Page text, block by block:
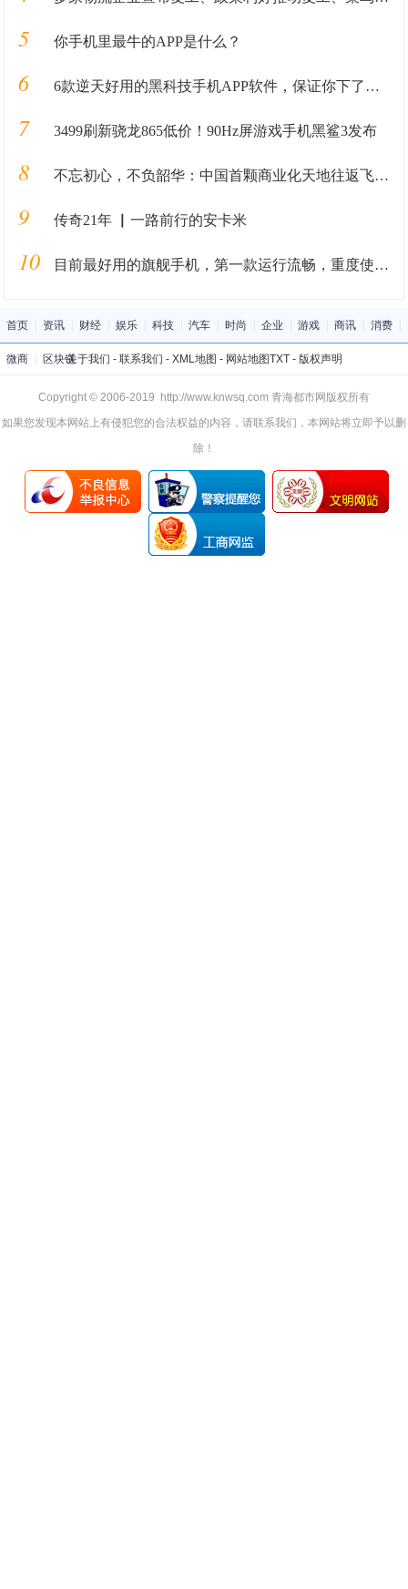
5 你手机里最牛的APP是什么？
6 6款逆天好用的黑科技手机APP软件，保证你下了再也舍不得删！
7 3499刷新骁龙865低价！90Hz屏游戏手机黑鲨3发布
8 不忘初心，不负韶华：中国首颗商业化天地往返飞行器验证卫星“方舟二号”正式出厂
9 传奇21年 ▏一路前行的安卡米
10 目前最好用的旗舰手机，第一款运行流畅，重度使用四五年都不卡！
首页 资讯 财经 娱乐 科技 汽车 时尚 企业 游戏 商讯 消费
微商 区块链关于我们 - 联系我们 - XML地图 - 网站地图TXT- 版权声明
Copyright © 2006-2019 http://www.knwsq.com 青海都市网版权所有
如果您发现本网站上有侵犯您的合法权益的内容，请联系我们，本网站将立即予以删
除！